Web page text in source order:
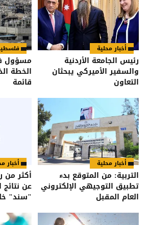
أخبار محلية
رئيس الجامعة الأردنية
والسفير الأميركي يبحثان
التعاون
مسؤول
الخطة
قائمة
أخبار محلية
التربية: من المتوقع بدء
تطبيق التوجيهي الإلكتروني
العام المقبل
أخبار
أكثر من
عن نتائج
"سند"